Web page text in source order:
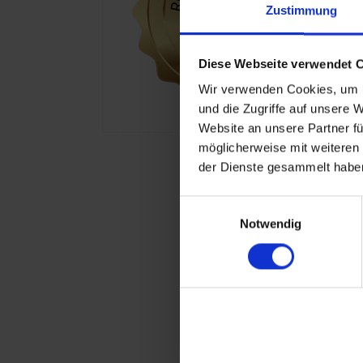
Zustimmung
Diese Webseite verwendet
Wir verwenden Cookies,
und die Zugriffe auf unsere
Website an unsere Partner
möglicherweise mit
der Dienste gesammelt
Notwendig